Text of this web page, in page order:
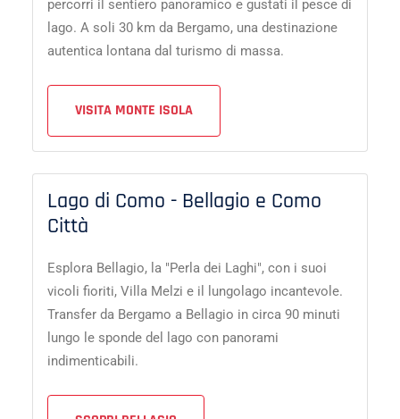
percorri il sentiero panoramico e gustati il pesce di
lago. A soli 30 km da Bergamo, una destinazione
autentica lontana dal turismo di massa.
VISITA MONTE ISOLA
Lago di Como - Bellagio e Como
Città
Esplora Bellagio, la "Perla dei Laghi", con i suoi
vicoli fioriti, Villa Melzi e il lungolago incantevole.
Transfer da Bergamo a Bellagio in circa 90 minuti
lungo le sponde del lago con panorami
indimenticabili.